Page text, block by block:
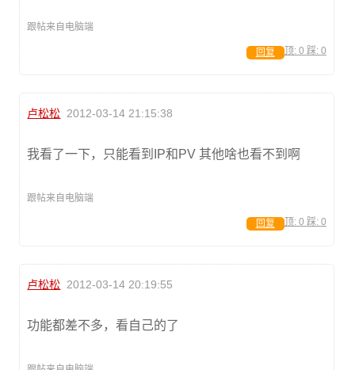
跟帖来自电脑端
顶: 0 踩: 0
回复
卢松松 2012-03-14 21:15:38
我看了一下，只能看到IP和PV 其他啥也看不到啊
跟帖来自电脑端
顶: 0 踩: 0
回复
卢松松 2012-03-14 20:19:55
功能都差不多，看自己的了